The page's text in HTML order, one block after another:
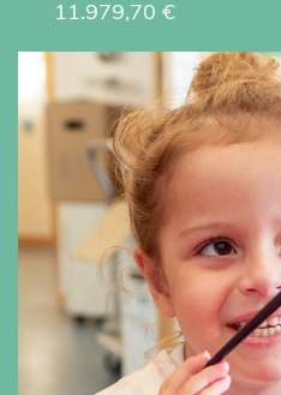
11.979,70 €